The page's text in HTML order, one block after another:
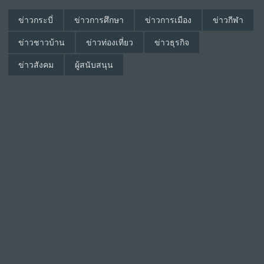
ข่าวกระบี่ ข่าวการศึกษา ข่าวการเมือง ข่าวกีฬา
ข่าวชาวบ้าน ข่าวท่องเที่ยว ข่าวธุรกิจ
ข่าวสังคม ผู้สนับสนุน